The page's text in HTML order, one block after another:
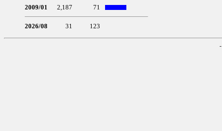
2009/01 2,187 71
2026/08 31 123